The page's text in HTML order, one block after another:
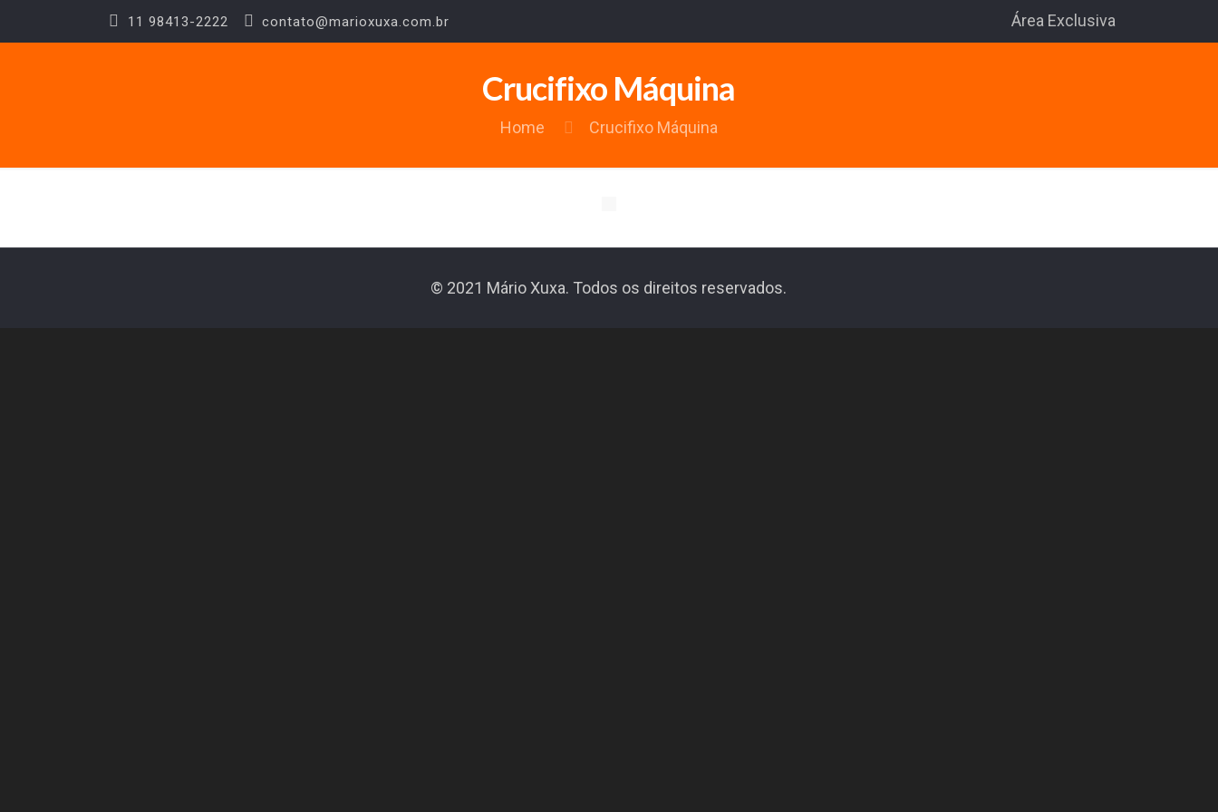
11 98413-2222 contato@marioxuxa.com.br Área Exclusiva
Crucifixo Máquina
Home Crucifixo Máquina
© 2021 Mário Xuxa. Todos os direitos reservados.